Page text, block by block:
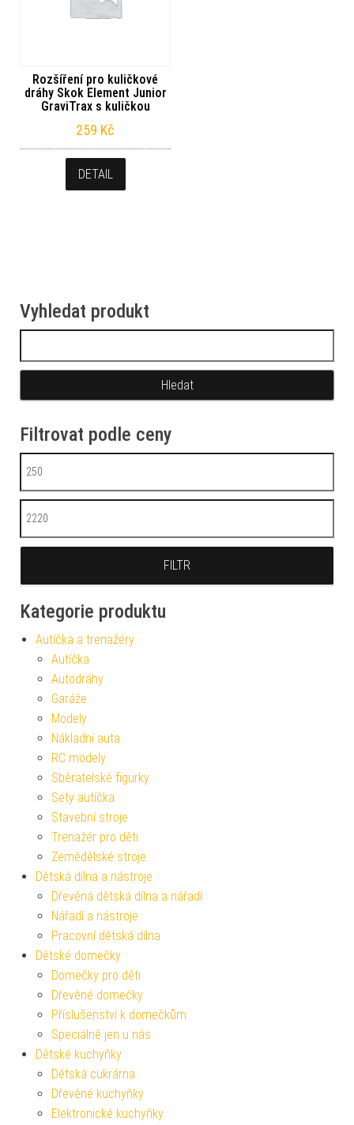
Rozšíření pro kuličkové
dráhy Skok Element Junior
GraviTrax s kuličkou
259 Kč
DETAIL
Vyhledat produkt
Filtrovat podle ceny
Minimální cena
Maximální cena
FILTR
Kategorie produktu
Autíčka a trenažéry
Autíčka
Autodráhy
Garáže
Modely
Nákladní auta
RC modely
Sběratelské figurky
Sety autíčka
Stavební stroje
Trenažér pro děti
Zemědělské stroje
Dětská dílna a nástroje
Dřevěná dětská dílna a nářadí
Nářadí a nástroje
Pracovní dětská dílna
Dětské domečky
Domečky pro děti
Dřevěné domečky
Příslušenství k domečkům
Speciálně jen u nás
Dětské kuchyňky
Dětská cukrárna
Dřevěné kuchyňky
Elektronické kuchyňky